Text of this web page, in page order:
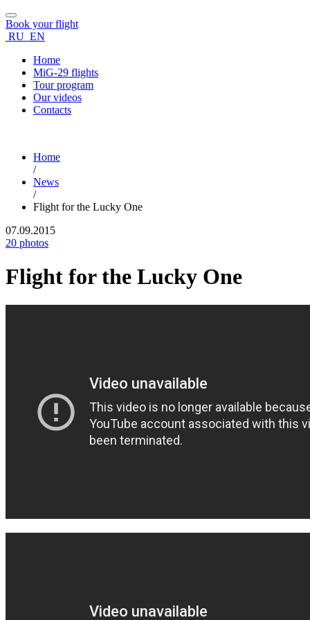
Book your flight
RU EN
Home
MiG-29 flights
Tour program
Our videos
Contacts
Home
/
News
/
Flight for the Lucky One
07.09.2015
20 photos
Flight for the Lucky One